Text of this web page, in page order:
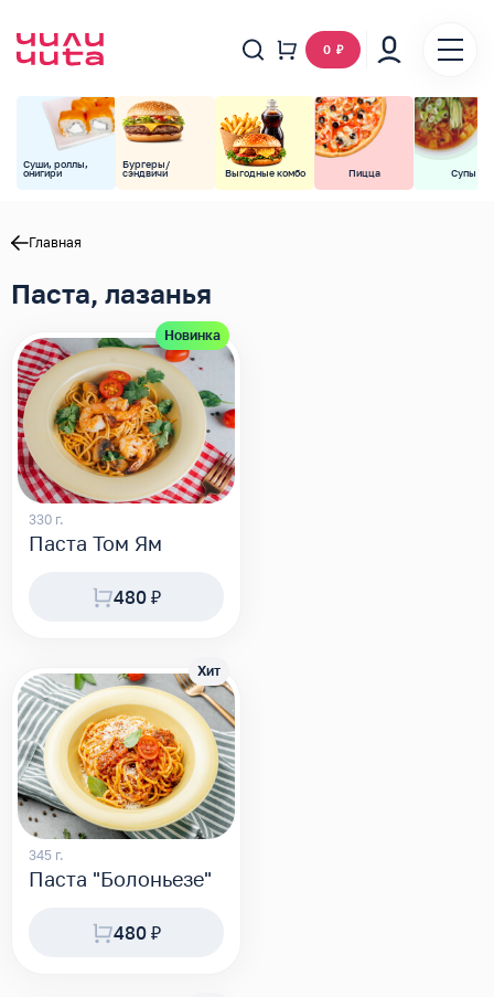
Суши, роллы,
онигири
Бургеры/
сэндвичи Выгодные комбо Пицца Супы
0 ₽
Главная
Паста, лазанья
Новинка
330 г.
Паста Том Ям
480 ₽
Хит
345 г.
Паста "Болоньезе"
480 ₽